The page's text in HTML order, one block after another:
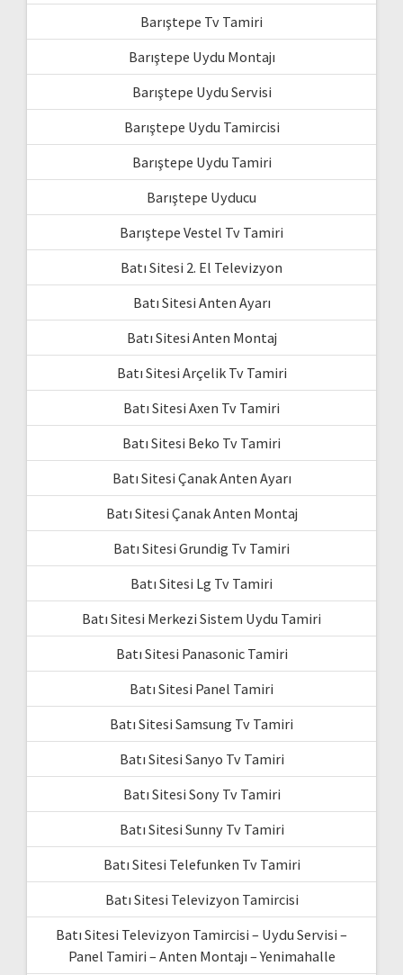
Barıştepe Tv Tamiri
Barıştepe Uydu Montajı
Barıştepe Uydu Servisi
Barıştepe Uydu Tamircisi
Barıştepe Uydu Tamiri
Barıştepe Uyducu
Barıştepe Vestel Tv Tamiri
Batı Sitesi 2. El Televizyon
Batı Sitesi Anten Ayarı
Batı Sitesi Anten Montaj
Batı Sitesi Arçelik Tv Tamiri
Batı Sitesi Axen Tv Tamiri
Batı Sitesi Beko Tv Tamiri
Batı Sitesi Çanak Anten Ayarı
Batı Sitesi Çanak Anten Montaj
Batı Sitesi Grundig Tv Tamiri
Batı Sitesi Lg Tv Tamiri
Batı Sitesi Merkezi Sistem Uydu Tamiri
Batı Sitesi Panasonic Tamiri
Batı Sitesi Panel Tamiri
Batı Sitesi Samsung Tv Tamiri
Batı Sitesi Sanyo Tv Tamiri
Batı Sitesi Sony Tv Tamiri
Batı Sitesi Sunny Tv Tamiri
Batı Sitesi Telefunken Tv Tamiri
Batı Sitesi Televizyon Tamircisi
Batı Sitesi Televizyon Tamircisi – Uydu Servisi –
Panel Tamiri – Anten Montajı – Yenimahalle